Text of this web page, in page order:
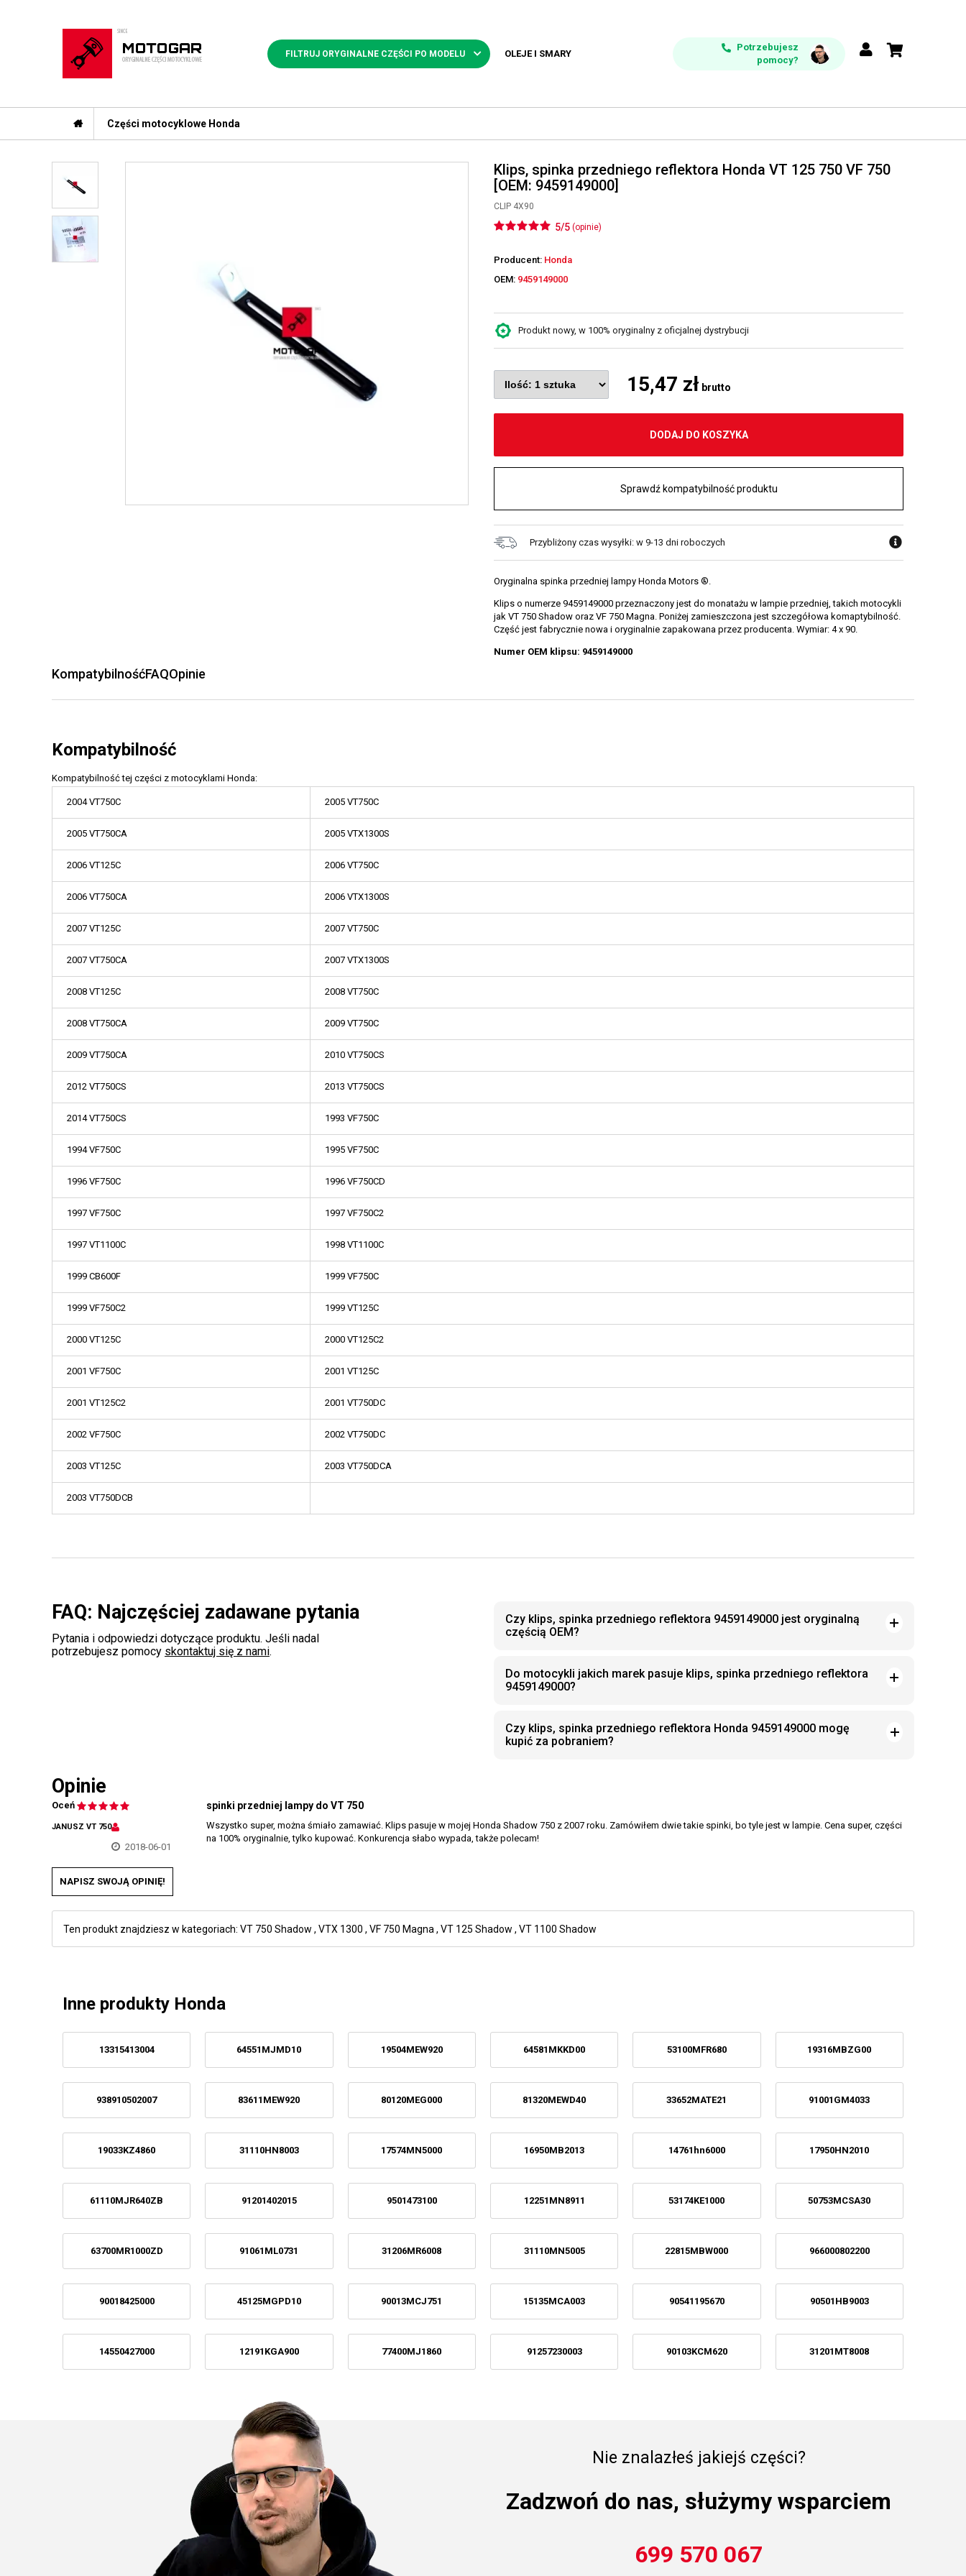
FILTRUJ ORYGINALNE CZĘŚCI PO MODELU OLEJE I SMARY
Potrzebujesz
pomocy?
Części motocyklowe Honda
Klips, spinka przedniego reflektora Honda VT 125 750 VF 750
[OEM: 9459149000]
CLIP 4X90
5/5 (opinie)
Producent: Honda
OEM: 9459149000
Produkt nowy, w 100% oryginalny z oficjalnej dystrybucji
15,47 zł brutto
DODAJ DO KOSZYKA
Sprawdź kompatybilność produktu
Przybliżony czas wysyłki: w 9-13 dni roboczych
Oryginalna spinka przedniej lampy Honda Motors ®.
Klips o numerze 9459149000 przeznaczony jest do monatażu w lampie przedniej, takich motocykli
jak VT 750 Shadow oraz VF 750 Magna. Poniżej zamieszczona jest szczegółowa komaptybilność.
Część jest fabrycznie nowa i oryginalnie zapakowana przez producenta. Wymiar: 4 x 90.
Numer OEM klipsu: 9459149000
KompatybilnośćFAQOpinie
Kompatybilność
Kompatybilność tej części z motocyklami Honda:
2004 VT750C 2005 VT750C
2005 VT750CA 2005 VTX1300S
2006 VT125C 2006 VT750C
2006 VT750CA 2006 VTX1300S
2007 VT125C 2007 VT750C
2007 VT750CA 2007 VTX1300S
2008 VT125C 2008 VT750C
2008 VT750CA 2009 VT750C
2009 VT750CA 2010 VT750CS
2012 VT750CS 2013 VT750CS
2014 VT750CS 1993 VF750C
1994 VF750C 1995 VF750C
1996 VF750C 1996 VF750CD
1997 VF750C 1997 VF750C2
1997 VT1100C 1998 VT1100C
1999 CB600F 1999 VF750C
1999 VF750C2 1999 VT125C
2000 VT125C 2000 VT125C2
2001 VF750C 2001 VT125C
2001 VT125C2 2001 VT750DC
2002 VF750C 2002 VT750DC
2003 VT125C 2003 VT750DCA
2003 VT750DCB
FAQ: Najczęściej zadawane pytania
Pytania i odpowiedzi dotyczące produktu. Jeśli nadal
potrzebujesz pomocy skontaktuj się z nami.
Czy klips, spinka przedniego reflektora 9459149000 jest oryginalną
częścią OEM?
Do motocykli jakich marek pasuje klips, spinka przedniego reflektora
9459149000?
Czy klips, spinka przedniego reflektora Honda 9459149000 mogę
kupić za pobraniem?
Opinie
Oceń
JANUSZ VT 750
2018-06-01
spinki przedniej lampy do VT 750
Wszystko super, można śmiało zamawiać. Klips pasuje w mojej Honda Shadow 750 z 2007 roku. Zamówiłem dwie takie spinki, bo tyle jest w lampie. Cena super, części
na 100% oryginalnie, tylko kupować. Konkurencja słabo wypada, także polecam!
NAPISZ SWOJĄ OPINIĘ!
Ten produkt znajdziesz w kategoriach: VT 750 Shadow , VTX 1300 , VF 750 Magna , VT 125 Shadow , VT 1100 Shadow
Inne produkty Honda
13315413004 64551MJMD10 19504MEW920 64581MKKD00 53100MFR680 19316MBZG00
938910502007 83611MEW920 80120MEG000 81320MEWD40 33652MATE21 91001GM4033
19033KZ4860 31110HN8003 17574MN5000 16950MB2013 14761hn6000 17950HN2010
61110MJR640ZB 91201402015 9501473100 12251MN8911 53174KE1000 50753MCSA30
63700MR1000ZD 91061ML0731 31206MR6008 31110MN5005 22815MBW000 966000802200
90018425000 45125MGPD10 90013MCJ751 15135MCA003 90541195670 90501HB9003
14550427000 12191KGA900 77400MJ1860 91257230003 90103KCM620 31201MT8008
Nie znalazłeś jakiejś części?
Zadzwoń do nas, służymy wsparciem
699 570 067